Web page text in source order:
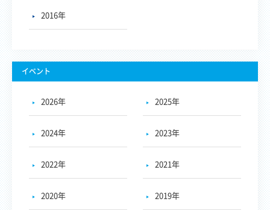
2016年
イベント
2026年 2025年
2024年 2023年
2022年 2021年
2020年 2019年